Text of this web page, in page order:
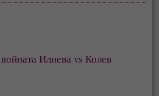
Илиева vs Колев